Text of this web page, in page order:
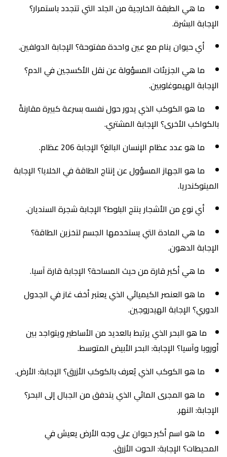
ما هي الطبقة الخارجية من الجلد التي تتجدد باستمرار؟
الإجابة البشرة.
أي حيوان ينام مع عين واحدة مفتوحة؟ الإجابة الدولفين.
ما هي الجزيئات المسؤولة عن نقل الأكسجين في الدم؟
الإجابة الهيموغلوبين.
ما هو الكوكب الذي يدور حول نفسه بسرعة كبيرة مقارنةً
بالكواكب الأخرى؟ الإجابة المشتري.
ما هو عدد عظام الإنسان البالغ؟ الإجابة 206 عظام.
ما هو الجهاز المسؤول عن إنتاج الطاقة في الخلايا؟ الإجابة
الميتوكندريا.
أي نوع من الأشجار ينتج البلوط؟ الإجابة شجرة السنديان.
ما هي المادة التي يستخدمها الجسم لتخزين الطاقة؟
الإجابة الدهون.
ما هي أكبر قارة من حيث المساحة؟ الإجابة قارة آسيا.
ما هو العنصر الكيميائي الذي يعتبر أخف غاز في الجدول
الدوري؟ الإجابة الهيدروجين.
ما هو البحر الذي يرتبط بالعديد من الأساطير ويتواجد بين
أوروبا وآسيا؟ الإجابة: البحر الأبيض المتوسط.
ما هو الكوكب الذي يُعرف بالكوكب الأزرق؟ الإجابة: الأرض.
ما هو المجرى المائي الذي يتدفق من الجبال إلى البحر؟
الإجابة: النهر.
ما هو اسم أكبر حيوان على وجه الأرض يعيش في
المحيطات؟ الإجابة: الحوت الأزرق.